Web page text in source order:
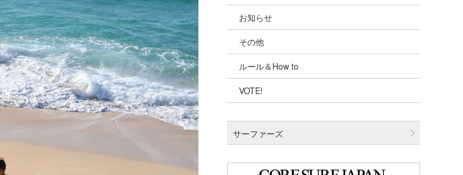
湘南
千葉北
伊豆
千葉南
四国
沖縄
お知らせ
その他
ルール＆How to
VOTE!
サーファーズ